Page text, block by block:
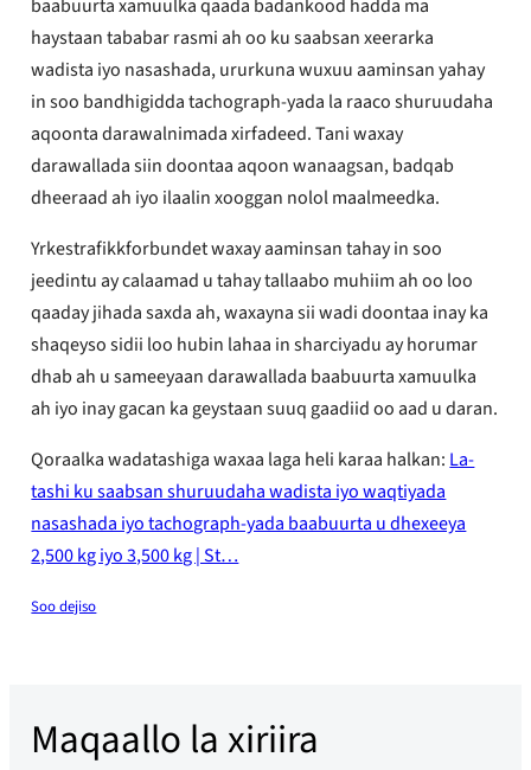
baabuurta xamuulka qaada badankood hadda ma
haystaan ​​​​tababar rasmi ah oo ku saabsan xeerarka
wadista iyo nasashada, ururkuna wuxuu aaminsan yahay
in soo bandhigidda tachograph-yada la raaco shuruudaha
aqoonta darawalnimada xirfadeed. Tani waxay
darawallada siin doontaa aqoon wanaagsan, badqab
dheeraad ah iyo ilaalin xooggan nolol maalmeedka.
Yrkestrafikkforbundet waxay aaminsan tahay in soo
jeedintu ay calaamad u tahay tallaabo muhiim ah oo loo
qaaday jihada saxda ah, waxayna sii wadi doontaa inay ka
shaqeyso sidii loo hubin lahaa in sharciyadu ay horumar
dhab ah u sameeyaan darawallada baabuurta xamuulka
ah iyo inay gacan ka geystaan ​​​​suuq gaadiid oo aad u daran.
Qoraalka wadatashiga waxaa laga heli karaa halkan: La-
tashi ku saabsan shuruudaha wadista iyo waqtiyada
nasashada iyo tachograph-yada baabuurta u dhexeeya
2,500 kg iyo 3,500 kg | St…
Soo dejiso
Maqaallo la xiriira